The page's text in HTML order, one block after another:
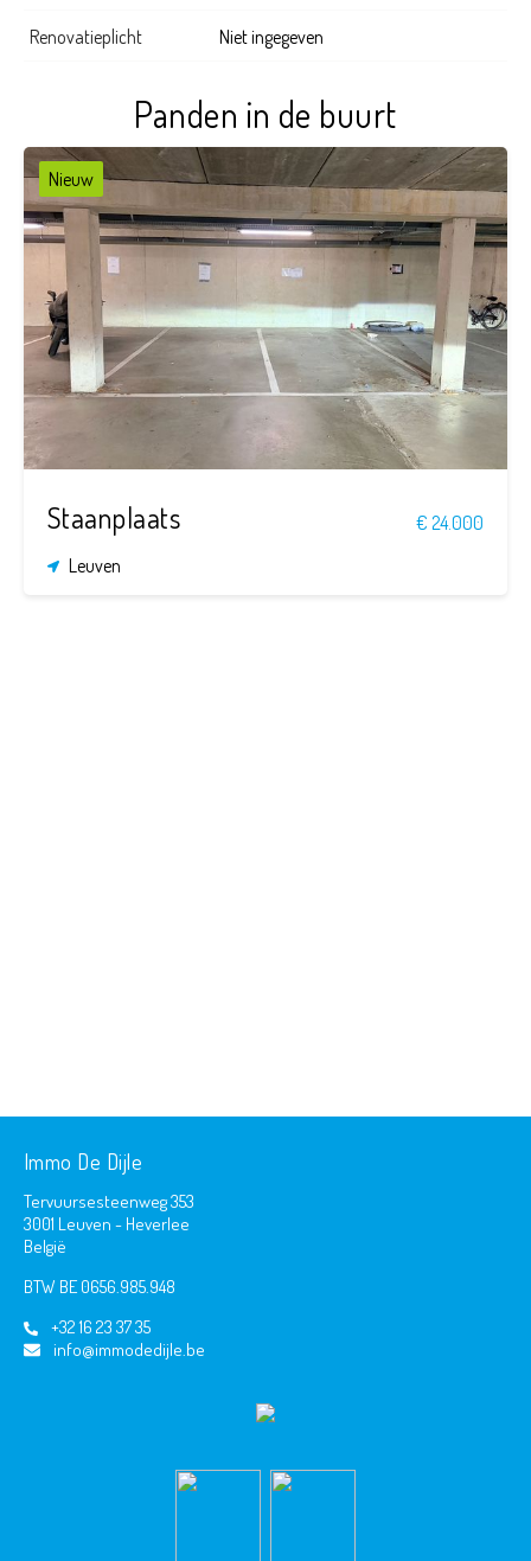
Renovatieplicht Niet ingegeven
Panden in de buurt
Nieuw
Staanplaats
€ 24.000
Leuven
Immo De Dijle
Tervuursesteenweg 353
3001 Leuven - Heverlee
België
BTW BE 0656.985.948
+32 16 23 37 35
info@immodedijle.be